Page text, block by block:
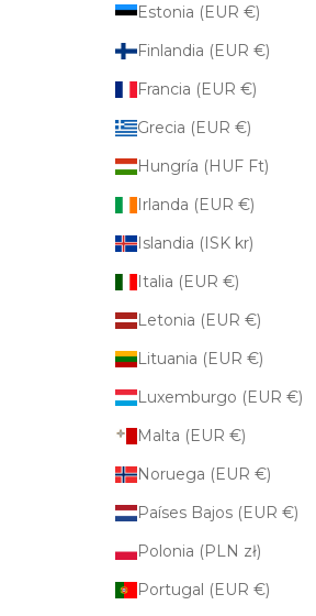
Estonia (EUR €)
Finlandia (EUR €)
Francia (EUR €)
Grecia (EUR €)
Hungría (HUF Ft)
Irlanda (EUR €)
Islandia (ISK kr)
Italia (EUR €)
Letonia (EUR €)
Lituania (EUR €)
Luxemburgo (EUR €)
Malta (EUR €)
Noruega (EUR €)
Países Bajos (EUR €)
Polonia (PLN zł)
Portugal (EUR €)